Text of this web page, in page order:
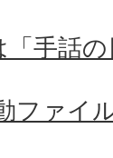
「手話
ファイ